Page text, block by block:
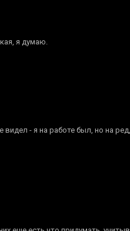
я думаю.
- я на работе был, но на